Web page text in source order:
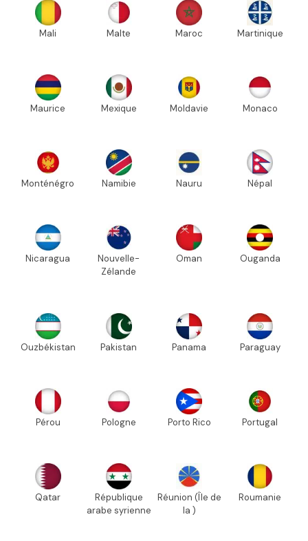
Mali Malte Maroc Martinique
Maurice Mexique Moldavie Monaco
Monténégro Namibie Nauru Népal
Nicaragua
Nouvelle-
Zélande
Oman Ouganda
Ouzbékistan Pakistan Panama Paraguay
Pérou Pologne Porto Rico Portugal
Qatar
République
arabe syrienne
Réunion (Île de
la )
Roumanie